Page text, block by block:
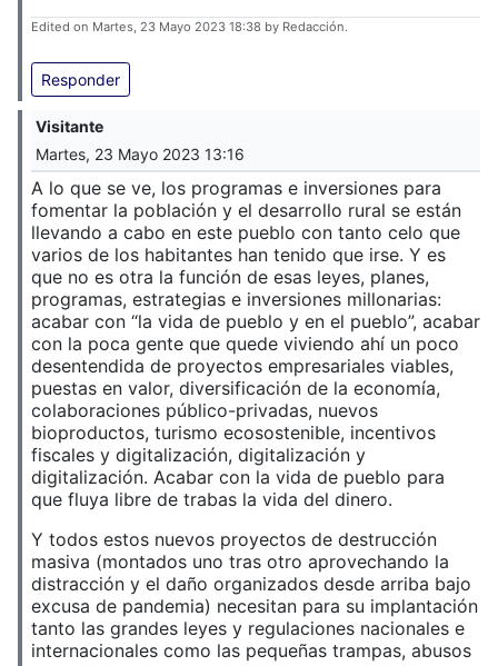
Edited on Martes, 23 Mayo 2023 18:38 by Redacción.
Responder
Visitante
Martes, 23 Mayo 2023 13:16
A lo que se ve, los programas e inversiones para
fomentar la población y el desarrollo rural se están
llevando a cabo en este pueblo con tanto celo que
varios de los habitantes han tenido que irse. Y es
que no es otra la función de esas leyes, planes,
programas, estrategias e inversiones millonarias:
acabar con “la vida de pueblo y en el pueblo”, acabar
con la poca gente que quede viviendo ahí un poco
desentendida de proyectos empresariales viables,
puestas en valor, diversificación de la economía,
colaboraciones público-privadas, nuevos
bioproductos, turismo ecosostenible, incentivos
fiscales y digitalización, digitalización y
digitalización. Acabar con la vida de pueblo para
que fluya libre de trabas la vida del dinero.
Y todos estos nuevos proyectos de destrucción
masiva (montados uno tras otro aprovechando la
distracción y el daño organizados desde arriba bajo
excusa de pandemia) necesitan para su implantación
tanto las grandes leyes y regulaciones nacionales e
internacionales como las pequeñas trampas, abusos